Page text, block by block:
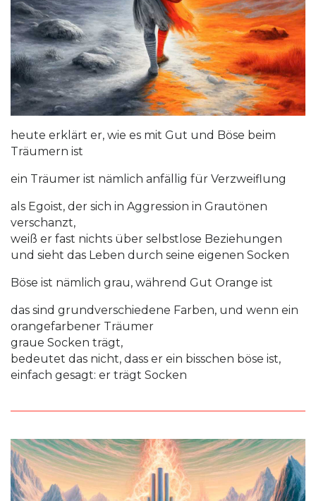
heute erklärt er, wie es mit Gut und Böse beim
Träumern ist
ein Träumer ist nämlich anfällig für Verzweiflung
als Egoist, der sich in Aggression in Grautönen
verschanzt,
weiß er fast nichts über selbstlose Beziehungen
und sieht das Leben durch seine eigenen Socken
Böse ist nämlich grau, während Gut Orange ist
das sind grundverschiedene Farben, und wenn ein
orangefarbener Träumer
graue Socken trägt,
bedeutet das nicht, dass er ein bisschen böse ist,
einfach gesagt: er trägt Socken